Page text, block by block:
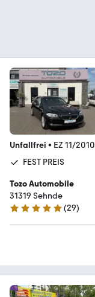
Unfallfrei • EZ 11/2010
FEST PREIS
Tozo Automobile
31319 Sehnde
4.8 Sterne
(29)